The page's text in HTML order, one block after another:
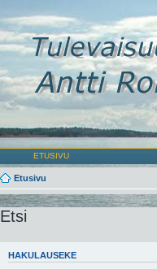
ETUSIVU
Etusivu
Etsi
HAKULAUSEKE